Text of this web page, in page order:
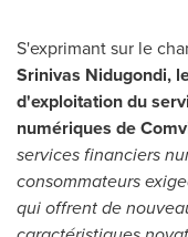
S'exprimant sur le
Srinivas Nidugondi,
d'exploitation du
numériques de
services financiers
consommateurs
qui offrent de